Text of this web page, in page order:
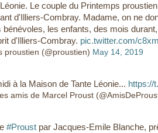
Le couple du Printemps
d'Illiers-Combray. Madame, on ne
les enfants, des mois
d'Illiers-Combray. pic.twitter.com/
proustien (@proustien) May 14, 2019
à la Maison de Tante Léonie... https://
amis de Marcel Proust
#Proustpar Jacques-Emile Blanche,